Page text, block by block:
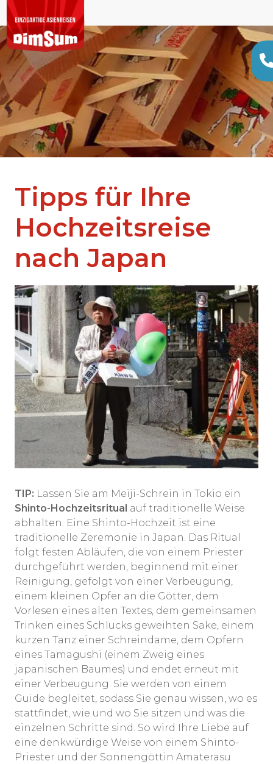
Tipps für Ihre
Hochzeitsreise
nach Japan
TIP: Lassen Sie am Meiji-Schrein in Tokio ein
Shinto-Hochzeitsritual auf traditionelle Weise
abhalten. Eine Shinto-Hochzeit ist eine
traditionelle Zeremonie in Japan. Das Ritual
folgt festen Abläufen, die von einem Priester
durchgeführt werden, beginnend mit einer
Reinigung, gefolgt von einer Verbeugung,
einem kleinen Opfer an die Götter, dem
Vorlesen eines alten Textes, dem gemeinsamen
Trinken eines Schlucks geweihten Sake, einem
kurzen Tanz einer Schreindame, dem Opfern
eines Tamagushi (einem Zweig eines
japanischen Baumes) und endet erneut mit
einer Verbeugung. Sie werden von einem
Guide begleitet, sodass Sie genau wissen, wo es
stattfindet, wie und wo Sie sitzen und was die
einzelnen Schritte sind. So wird Ihre Liebe auf
eine denkwürdige Weise von einem Shinto-
Priester und der Sonnengöttin Amaterasu